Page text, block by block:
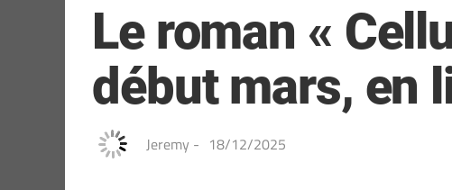
Le roman «
début mars, en
Jeremy - 18/12/2025